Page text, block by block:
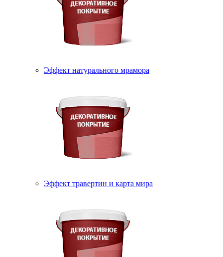
Эффект натурального мрамора
Эффект травертин и карта мира